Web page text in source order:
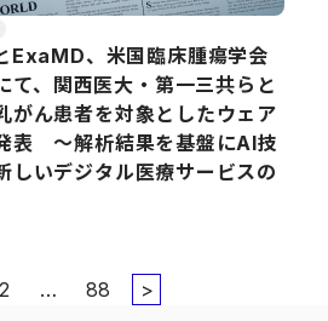
ExaMD、米国臨床腫瘍学会
て、関西医大・第一三共らと
がん患者を対象としたウェア
表 〜解析結果を基盤にAI技
しいデジタル医療サービスの
2 … 88
>